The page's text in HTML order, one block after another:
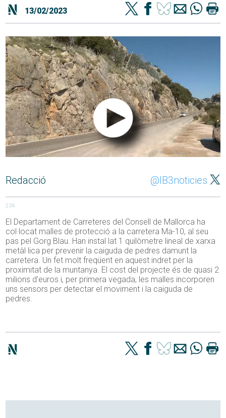
13/02/2023
Redacció @IB3noticies
234
El Departament de Carreteres del Consell de Mallorca ha
col·locat malles de protecció a la carretera Ma-10, al seu
pas pel Gorg Blau. Han instal·lat 1 quilòmetre lineal de xarxa
metàl·lica per prevenir la caiguda de pedres damunt la
carretera. Un fet molt freqüent en aquest indret per la
proximitat de la muntanya. El cost del projecte és de quasi 2
milions d’euros i, per primera vegada, les malles incorporen
uns sensors per detectar el moviment i la caiguda de
pedres.